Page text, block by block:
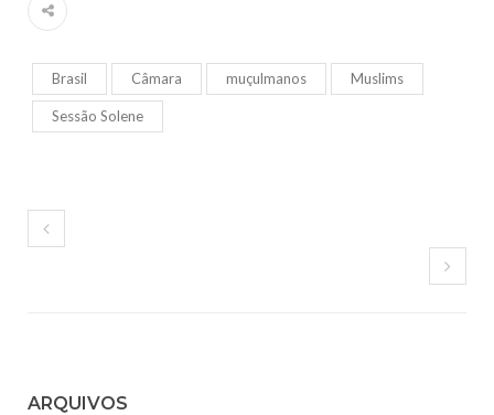
Brasil Câmara muçulmanos Muslims
Sessão Solene
ARQUIVOS